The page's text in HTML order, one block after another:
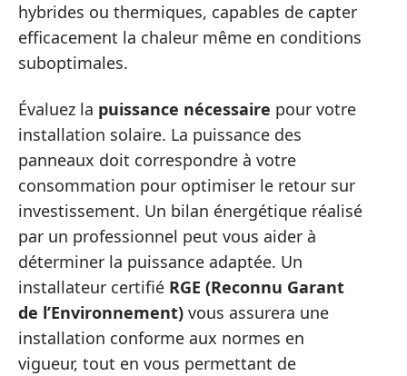
hybrides ou thermiques, capables de capter
efficacement la chaleur même en conditions
suboptimales.
Évaluez la puissance nécessaire pour votre
installation solaire. La puissance des
panneaux doit correspondre à votre
consommation pour optimiser le retour sur
investissement. Un bilan énergétique réalisé
par un professionnel peut vous aider à
déterminer la puissance adaptée. Un
installateur certifié RGE (Reconnu Garant
de l’Environnement) vous assurera une
installation conforme aux normes en
vigueur, tout en vous permettant de